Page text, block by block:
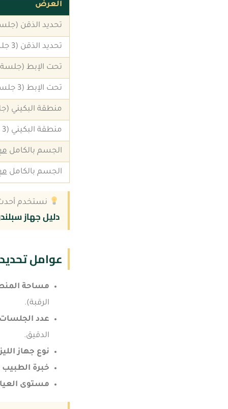
العرض
تحديد الذقن
تحديد الذقن (3 جلسات)
تحت الإبط
تحت الإبط (3 جلسات)
منطقة البكيني
منطقة البكيني (3 جلسات)
الجسم بالكامل
الجسم بالكامل
نستخدم أحدث
دليل جهاز
عوامل
مساحة
الرقبة).
عدد
الدقيق.
نوع جهاز
خبرة الطبيب
مستوى